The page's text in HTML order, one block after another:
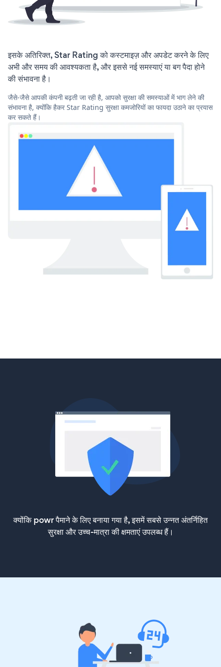
इसके अतिरिक्त, Star Rating को कस्टमाइज़ और अपडेट करने के लिए
अभी और समय की आवश्यकता है, और इससे नई समस्याएं या बग पैदा होने
की संभावना है।
जैसे-जैसे आपकी कंपनी बढ़ती जा रही है, आपको सुरक्षा की समस्याओं में भाग लेने की
संभावना है, क्योंकि हैकर Star Rating सुरक्षा कमजोरियों का फायदा उठाने का प्रयास
कर सकते हैं।
क्योंकि powr पैमाने के लिए बनाया गया है, इसमें सबसे उन्नत अंतर्निहित
सुरक्षा और उच्च-मात्रा की क्षमताएं उपलब्ध हैं।